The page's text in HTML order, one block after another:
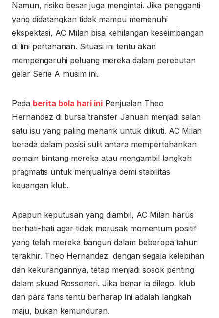
Namun, risiko besar juga mengintai. Jika pengganti
yang didatangkan tidak mampu memenuhi
ekspektasi, AC Milan bisa kehilangan keseimbangan
di lini pertahanan. Situasi ini tentu akan
mempengaruhi peluang mereka dalam perebutan
gelar Serie A musim ini.
Pada berita bola hari ini Penjualan Theo
Hernandez di bursa transfer Januari menjadi salah
satu isu yang paling menarik untuk diikuti. AC Milan
berada dalam posisi sulit antara mempertahankan
pemain bintang mereka atau mengambil langkah
pragmatis untuk menjualnya demi stabilitas
keuangan klub.
Apapun keputusan yang diambil, AC Milan harus
berhati-hati agar tidak merusak momentum positif
yang telah mereka bangun dalam beberapa tahun
terakhir. Theo Hernandez, dengan segala kelebihan
dan kekurangannya, tetap menjadi sosok penting
dalam skuad Rossoneri. Jika benar ia dilego, klub
dan para fans tentu berharap ini adalah langkah
maju, bukan kemunduran.